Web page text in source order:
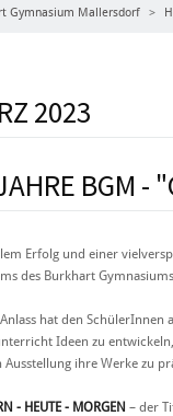
Gymnasium Mallersdorf
2023
BGM -
Erfolg und einer
des Burkhart
Anlass hat den
Ideen zu
Ausstellung ihre Werke zu
- HEUTE - MORGEN – der